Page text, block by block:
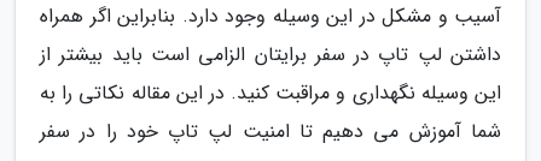
آسیب و مشکل در این وسیله وجود دارد. بنابراین اگر همراه
داشتن لپ تاپ در سفر برایتان الزامی است باید بیشتر از
این وسیله نگهداری و مراقبت کنید. در این مقاله نکاتی را به
شما آموزش می دهیم تا امنیت لپ تاپ خود را در سفر